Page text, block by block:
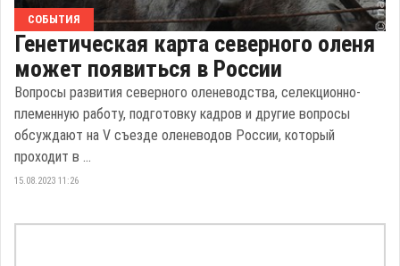
СОБЫТИЯ
Генетическая карта северного оленя
может появиться в России
Вопросы развития северного оленеводства, селекционно-
племенную работу, подготовку кадров и другие вопросы
обсуждают на V съезде оленеводов России, который
проходит в ...
15.08.2023 11:26